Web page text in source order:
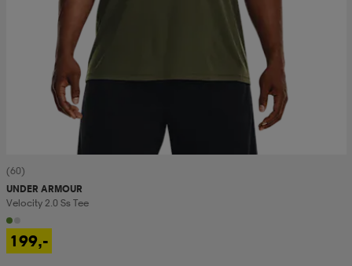
(60)
UNDER ARMOUR
Velocity 2.0 Ss Tee
199,-